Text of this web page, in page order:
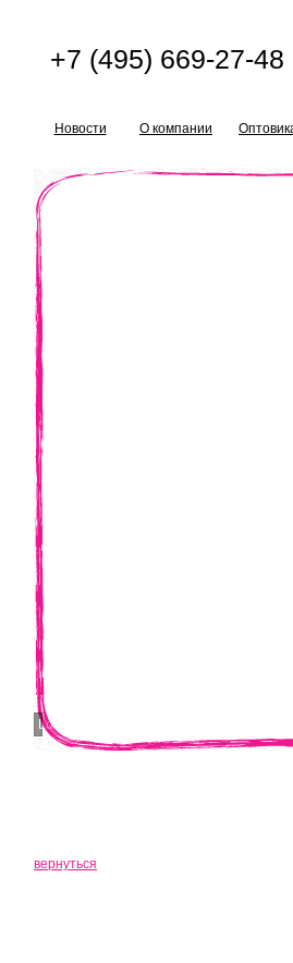
+7 (495) 669-27-48
Новости О компании
Loading...
вернуться